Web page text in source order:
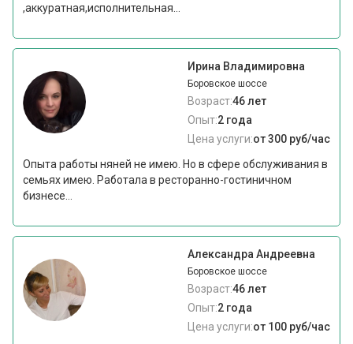
,аккуратная,исполнительная...
Ирина Владимировна
Боровское шоссе
Возраст:46 лет
Опыт:2 года
Цена услуги:от 300 руб/час
Опыта работы няней не имею. Но в сфере обслуживания в
семьях имею. Работала в ресторанно-гостиничном
бизнесе...
Александра Андреевна
Боровское шоссе
Возраст:46 лет
Опыт:2 года
Цена услуги:от 100 руб/час